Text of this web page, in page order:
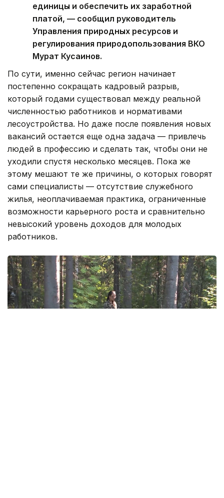
единицы и обеспечить их заработной
платой, — сообщил руководитель
Управления природных ресурсов и
регулирования природопользования ВКО
Мурат Кусаинов.
По сути, именно сейчас регион начинает
постепенно сокращать кадровый разрыв,
который годами существовал между реальной
численностью работников и нормативами
лесоустройства. Но даже после появления новых
вакансий остается еще одна задача — привлечь
людей в профессию и сделать так, чтобы они не
уходили спустя несколько месяцев. Пока же
этому мешают те же причины, о которых говорят
сами специалисты — отсутствие служебного
жилья, неоплачиваемая практика, ограниченные
возможности карьерного роста и сравнительно
невысокий уровень доходов для молодых
работников.